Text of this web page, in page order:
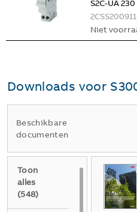
S2C-UA 230
Niet
Downloads voor
Beschikbare
documenten
Toon
alles
(548)